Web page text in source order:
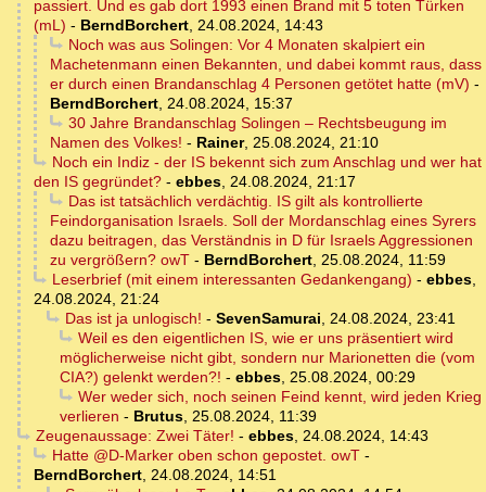
passiert. Und es gab dort 1993 einen Brand mit 5 toten Türken
(mL) - BerndBorchert, 24.08.2024, 14:43
Noch was aus Solingen: Vor 4 Monaten skalpiert ein
Machetenmann einen Bekannten, und dabei kommt raus, dass
er durch einen Brandanschlag 4 Personen getötet hatte (mV) -
BerndBorchert, 24.08.2024, 15:37
30 Jahre Brandanschlag Solingen – Rechtsbeugung im
Namen des Volkes! - Rainer, 25.08.2024, 21:10
Noch ein Indiz - der IS bekennt sich zum Anschlag und wer hat
den IS gegründet? - ebbes, 24.08.2024, 21:17
Das ist tatsächlich verdächtig. IS gilt als kontrollierte
Feindorganisation Israels. Soll der Mordanschlag eines Syrers
dazu beitragen, das Verständnis in D für Israels Aggressionen
zu vergrößern? owT - BerndBorchert, 25.08.2024, 11:59
Leserbrief (mit einem interessanten Gedankengang) - ebbes,
24.08.2024, 21:24
Das ist ja unlogisch! - SevenSamurai, 24.08.2024, 23:41
Weil es den eigentlichen IS, wie er uns präsentiert wird
möglicherweise nicht gibt, sondern nur Marionetten die (vom
CIA?) gelenkt werden?! - ebbes, 25.08.2024, 00:29
Wer weder sich, noch seinen Feind kennt, wird jeden Krieg
verlieren - Brutus, 25.08.2024, 11:39
Zeugenaussage: Zwei Täter! - ebbes, 24.08.2024, 14:43
Hatte @D-Marker oben schon gepostet. owT-
BerndBorchert, 24.08.2024, 14:51